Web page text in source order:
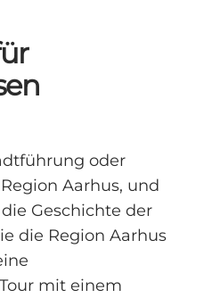
oder
Aarhus, und
Geschichte der
die Region Aarhus
mit einem